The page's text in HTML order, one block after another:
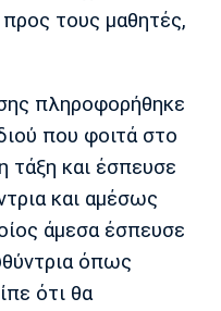
τους μαθητές,
πληροφορήθηκε
που φοιτά στο
τάξη και έσπευσε
και αμέσως
άμεσα έσπευσε
όπως
ότι θα